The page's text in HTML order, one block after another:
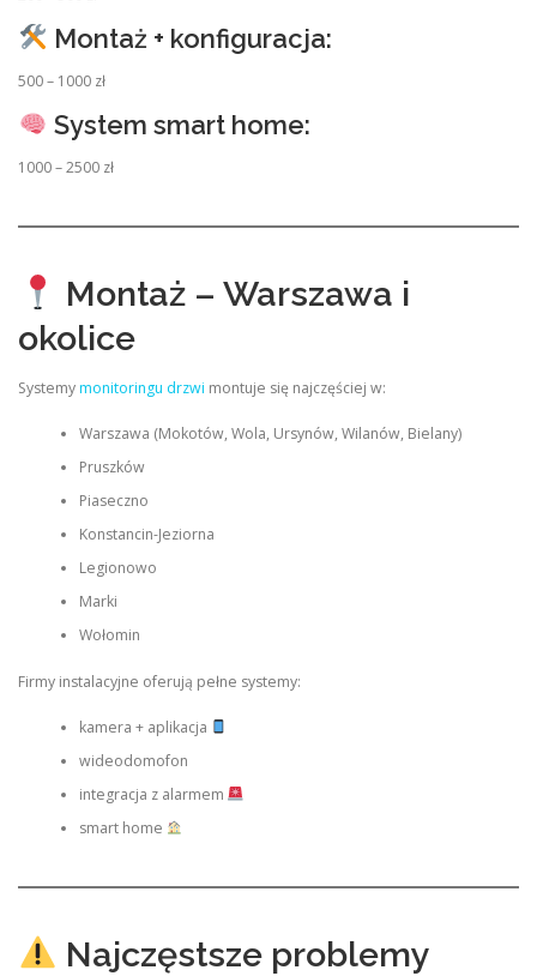
Montaż + konfiguracja:
500 – 1000 zł
System smart home:
1000 – 2500 zł
Montaż – Warszawa i
okolice
Systemymonitoringu drzwi montuje się najczęściej w:
Warszawa (Mokotów, Wola, Ursynów, Wilanów, Bielany)
Pruszków
Piaseczno
Konstancin-Jeziorna
Legionowo
Marki
Wołomin
Firmy instalacyjne oferują pełne systemy:
kamera + aplikacja
wideodomofon
integracja z alarmem
smart home
Najczęstsze problemy